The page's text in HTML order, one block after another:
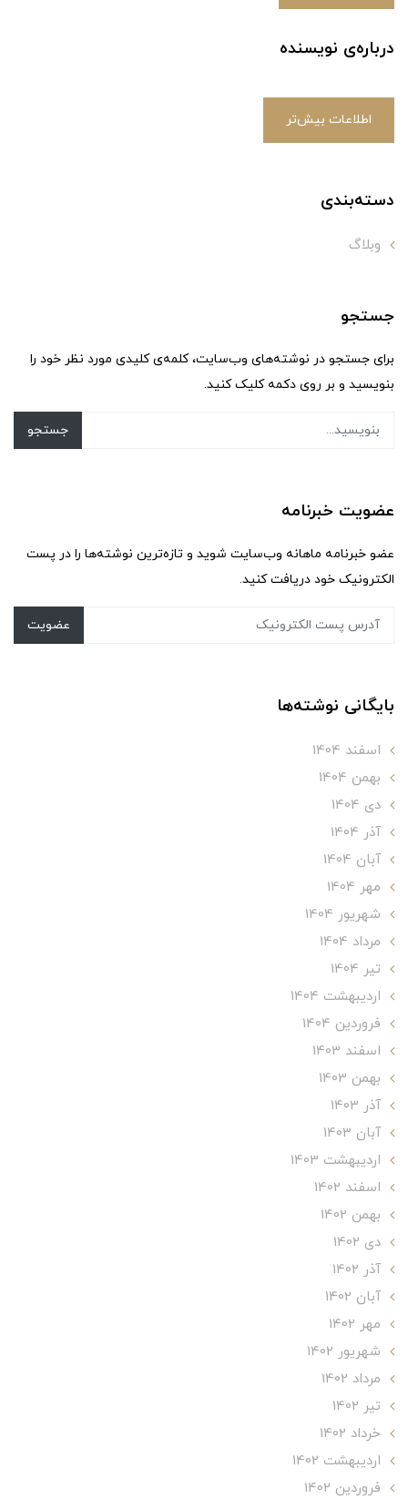
درباره‌ی نویسنده
اطلاعات بیش‌تر
دسته‌بندی
وبلاگ
جستجو
برای جستجو در نوشته‌های وب‌سایت، کلمه‌ی کلیدی مورد نظر خود را
بنویسید و بر روی دکمه کلیک کنید.
جستجو
عضویت خبرنامه
عضو خبرنامه ماهانه وب‌سایت شوید و تازه‌ترین نوشته‌ها را در پست
الکترونیک خود دریافت کنید.
عضویت
بایگانی نوشته‌ها
اسفند 1404
بهمن 1404
دی 1404
آذر 1404
آبان 1404
مهر 1404
شهریور 1404
مرداد 1404
تير 1404
ارديبهشت 1404
فروردین 1404
اسفند 1403
بهمن 1403
آذر 1403
آبان 1403
ارديبهشت 1403
اسفند 1402
بهمن 1402
دی 1402
آذر 1402
آبان 1402
مهر 1402
شهریور 1402
مرداد 1402
تير 1402
خرداد 1402
ارديبهشت 1402
فروردین 1402